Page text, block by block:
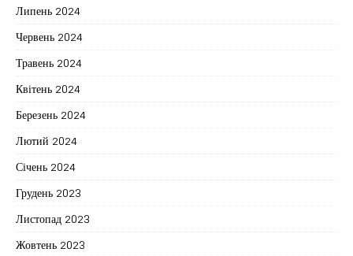
Липень 2024
Червень 2024
Травень 2024
Квітень 2024
Березень 2024
Лютий 2024
Січень 2024
Грудень 2023
Листопад 2023
Жовтень 2023